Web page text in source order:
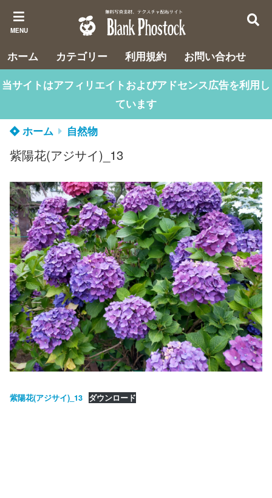
MENU
ホーム カテゴリー 利用規約
お問い合わせ
当サイトはアフィリエイトおよびアドセンス広告を利用し
ています
ホーム
自然物
紫陽花(アジサイ)_13
紫陽花(アジサイ)_13 ダウンロード